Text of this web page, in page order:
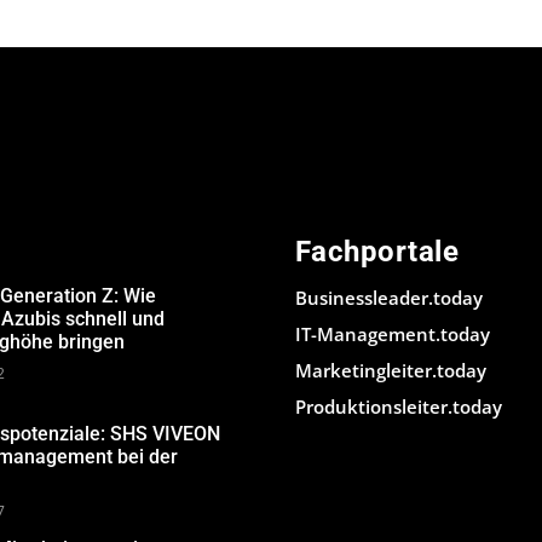
Z: Wie
schnell und
bringen
SHS VIVEON
bei der
Fachportale
Businessleader.today
IT-Management.today
Marketingleiter.today
Produktionsleiter.today